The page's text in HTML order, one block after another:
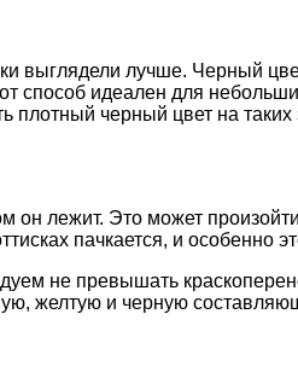
выглядели лучше. Черный
способ идеален для
черный цвет на
он лежит. Это может
пачкается, и особенно
не превышать
желтую и черную